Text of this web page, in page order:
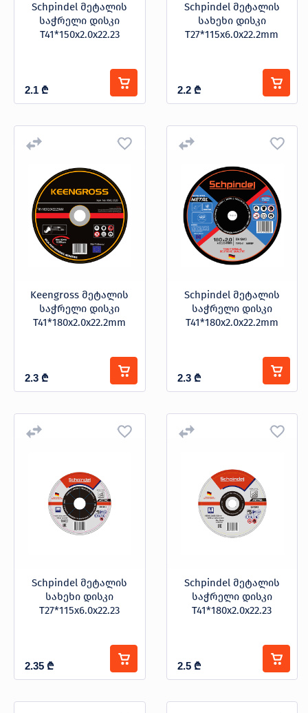
Schpindel მეტალის
საჭრელი დისკი
T41*150x2.0x22.23
2.1 ₾
Schpindel მეტალის
სახეხი დისკი
T27*115x6.0x22.2mm
2.2 ₾
Keengross მეტალის
საჭრელი დისკი
T41*180x2.0x22.2mm
2.3 ₾
Schpindel მეტალის
საჭრელი დისკი
T41*180x2.0x22.2mm
2.3 ₾
Schpindel მეტალის
სახეხი დისკი
T27*115x6.0x22.23
2.35 ₾
Schpindel მეტალის
საჭრელი დისკი
T41*180x2.0x22.23
2.5 ₾